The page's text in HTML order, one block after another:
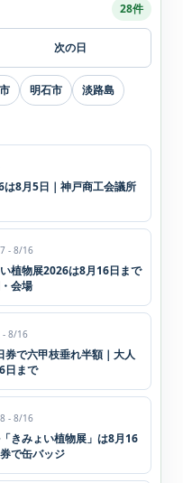
28件
次の日
明石市
淡路島
8月5日｜神戸商工会議所
- 8/16
植物展2026は8月16日まで
会場
- 8/16
券で六甲枝垂れ半額｜大人
日まで
- 8/16
きみょい植物展」は8月16
で缶バッジ